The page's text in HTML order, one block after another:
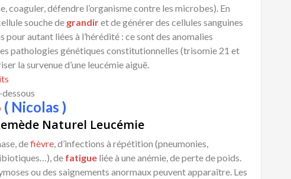
coaguler, défendre l’organisme contre les microbes). En
souche de grandiret de générer des cellules sanguines
pour autant liées à l’hérédité : ce sont des anomalies
pathologies génétiques constitutionnelles (trisomie 21 et
la survenue d’une leucémie aiguë.
( Nicolas )
Naturel Leucémie
defièvre, d’infections à répétition (pneumonies,
de fatigue liée à une anémie, de perte de poids.
ou des saignements anormaux peuvent apparaître. Les